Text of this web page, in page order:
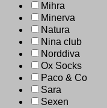
Mihra
Minerva
Natura
Nina club
Norddiva
Ox Socks
Paco & Co
Sara
Sexen